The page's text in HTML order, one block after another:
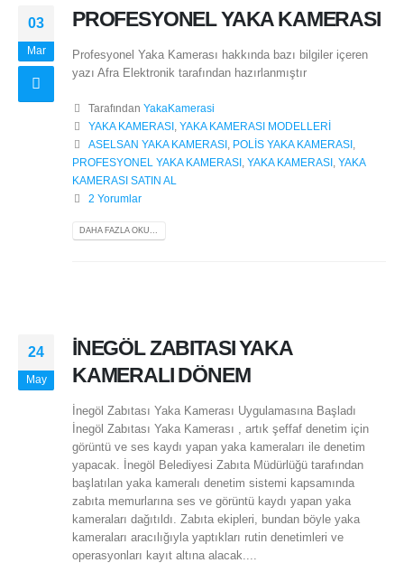
03
Mar
PROFESYONEL YAKA KAMERASI
Profesyonel Yaka Kamerası hakkında bazı bilgiler içeren
yazı Afra Elektronik tarafından hazırlanmıştır
Tarafından YakaKamerasi
YAKA KAMERASI, YAKA KAMERASI MODELLERİ
ASELSAN YAKA KAMERASI, POLİS YAKA KAMERASI,
PROFESYONEL YAKA KAMERASI YAKA KAMERASI YAKA
KAMERASI SATIN AL
2 Yorumlar
DAHA FAZLA OKU...
24
May
İNEGÖL ZABITASI YAKA
KAMERALI DÖNEM
İnegöl Zabıtası Yaka Kamerası Uygulamasına Başladı
İnegöl Zabıtası Yaka Kamerası , artık şeffaf denetim için
görüntü ve ses kaydı yapan yaka kameraları ile denetim
yapacak. İnegöl Belediyesi Zabıta Müdürlüğü tarafından
başlatılan yaka kameralı denetim sistemi kapsamında
zabıta memurlarına ses ve görüntü kaydı yapan yaka
kameraları dağıtıldı. Zabıta ekipleri, bundan böyle yaka
kameraları aracılığıyla yaptıkları rutin denetimleri ve
operasyonları kayıt altına alacak....